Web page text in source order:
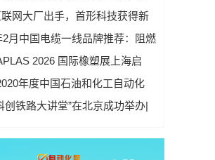
心调研指导
网大厂出手，首形科技获得新
元A1轮融资｜人脸机器人首次
2月中国电缆一线品牌推荐：阻燃
缆国内一线品牌推荐排名名单
2026 国际橡塑展上海启
余家全球展商共塑智能绿色橡
年度中国石油和化工自动化
技术奖拟授奖公示
创铁路大讲堂”在北京成功举办|
驱动新一代技术变革》主题讲